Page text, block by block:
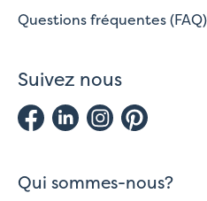
Questions fréquentes (FAQ)
Suivez nous
Qui sommes-nous?